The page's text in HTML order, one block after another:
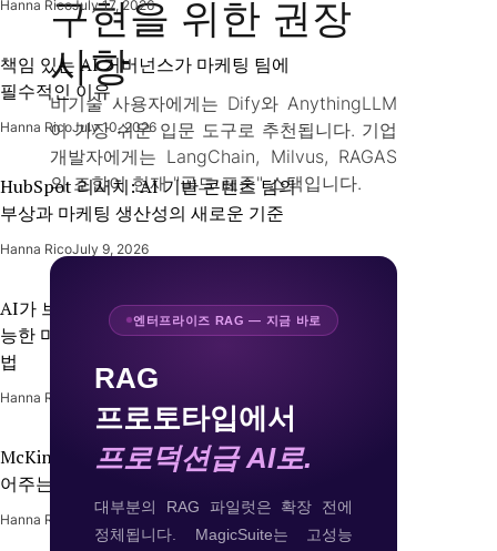
구현을 위한 권장
사항
비기술 사용자에게는 Dify와 AnythingLLM
이 가장 쉬운 입문 도구로 추천됩니다. 기업
개발자에게는 LangChain, Milvus, RAGAS
의 조합이 현재 "골드 표준" 스택입니다.
엔터프라이즈 RAG — 지금 바로
RAG
프로토타입에서
프로덕션급 AI로.
대부분의 RAG 파일럿은 확장 전에
정체됩니다. MagicSuite는 고성능
Hanna RicoJuly 17, 2026
책임 있는 AI 거버넌스가 마케팅 팀에
필수적인 이유
Hanna RicoJuly 10, 2026
HubSpot 리서치: AI 기반 콘텐츠 팀의
부상과 마케팅 생산성의 새로운 기준
Hanna RicoJuly 9, 2026
AI가 브랜드의 고객 데이터를 실행 가
능한 마케팅 인사이트로 전환하는 방
법
Hanna Rico
McKinsey: 생성형 AI가 마케터에게 열
어주는 새로운 수익 기회
Hanna Rico July 1, 2026